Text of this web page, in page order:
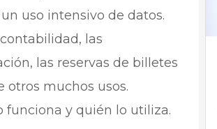
uso intensivo de datos.
las
las reservas de billetes
otros muchos usos.
funciona y quién lo utiliza.